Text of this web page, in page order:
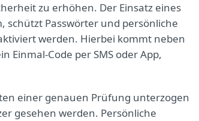
zu erhöhen. Der Einsatz eines
schützt Passwörter und persönliche
werden. Hierbei kommt neben
Einmal-Code per SMS oder App,
einer genauen Prüfung unterzogen
gesehen werden. Persönliche